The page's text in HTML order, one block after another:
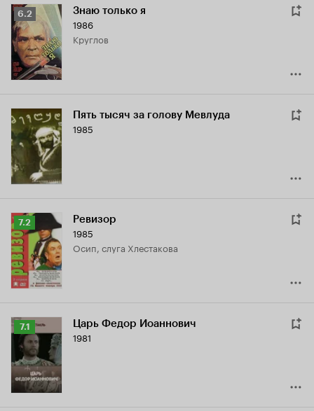
Рейтинг
Кинопоиска
6.2
6.2 Знаю только я
1986
Круглов
Пять тысяч за голову Мевлуда
1985
Рейтинг
Кинопоиска
7.2
7.2 Ревизор
1985
Осип, слуга Хлестакова
Рейтинг
Кинопоиска
7.1
7.1 Царь Федор Иоаннович
1981